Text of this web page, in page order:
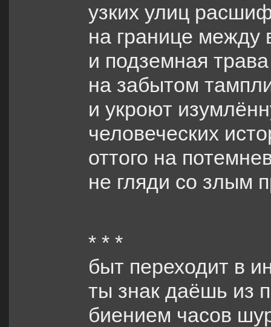
узких улиц
на границе
и подземная
на забытом
и укроют
человеческих
оттого на
не гляди со злым
* * *
быт переходит в
ты знак даёшь из
биением часов